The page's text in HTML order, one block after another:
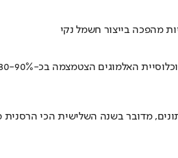
דולרים כל אחד • על פי הנתונים, מדובר בשנה השלישית הכי